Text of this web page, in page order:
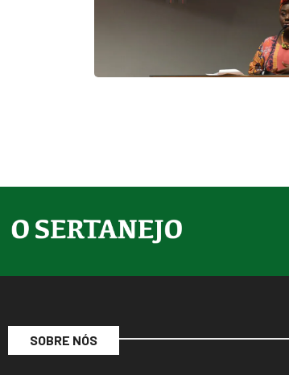
SOBRE NÓS